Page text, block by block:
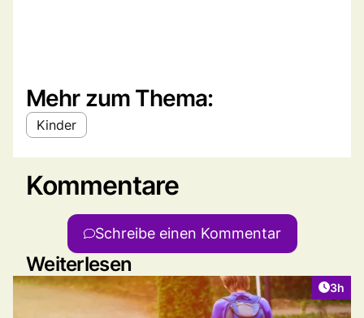
Mehr zum Thema:
Kinder
Kommentare
Schreibe einen Kommentar
Weiterlesen
3h